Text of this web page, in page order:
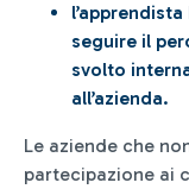
seguire il
svolto
all’azienda.
Le aziende che
partecipazione ai